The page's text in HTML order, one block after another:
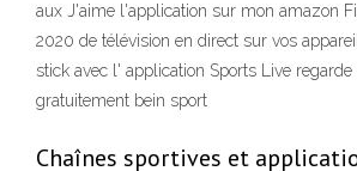
aux J'aime l'application sur mon amazon
2020 de télévision en direct sur vos
stick avec l' application Sports Live
gratuitement bein sport
Chaînes sportives et